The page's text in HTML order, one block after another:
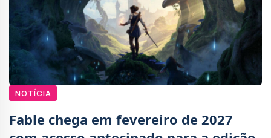
NOTÍCIA
Fable chega em fevereiro de 2027